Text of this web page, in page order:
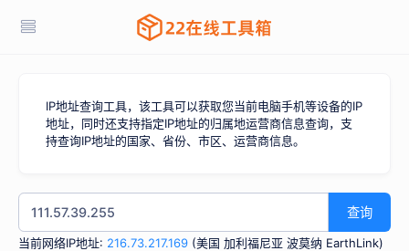
IP地址查询工具，该工具可以获取您当前电脑手机等设备的IP
地址，同时还支持指定IP地址的归属地运营商信息查询，支
持查询IP地址的国家、省份、市区、运营商信息。
查询
当前网络IP地址: 216.73.217.169 (美国 加利福尼亚 波莫纳 EarthLink)